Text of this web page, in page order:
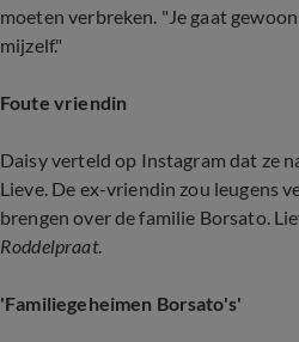
moeten verbreken. "Je gaat
mijzelf."
Foute vriendin
Daisy verteld op Instagram dat ze
Lieve. De ex-vriendin zou leugens
brengen over de familie Borsato.
Roddelpraat.
'Familiegeheimen Borsato's'